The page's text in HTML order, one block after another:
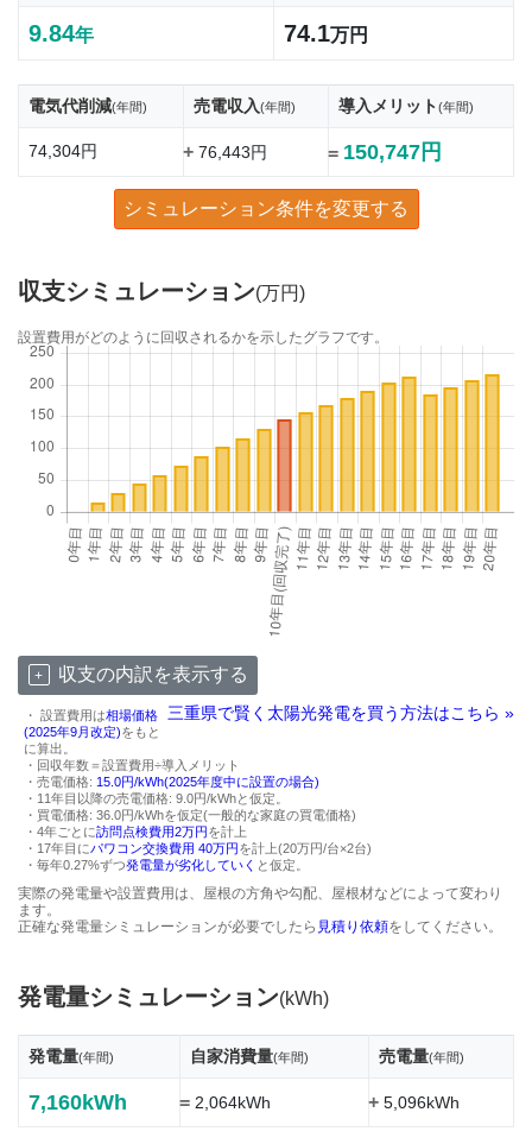
9.84年 74.1万円
電気代削減(年間) 売電収入(年間) 導入メリット(年間)
74,304円 +76,443円 = 150,747円
シミュレーション条件を変更する
収支シミュレーション(万円)
設置費用がどのように回収されるかを示したグラフです。
収支の内訳を表示する
三重県で賢く太陽光発電を買う方法はこちら »
・ 設置費用は相場価格
(2025年9月改定)をもと
に算出。
・回収年数＝設置費用÷導入メリット
・売電価格: 15.0円/kWh(2025年度中に設置の場合)
・11年目以降の売電価格: 9.0円/kWhと仮定。
・買電価格: 36.0円/kWhを仮定(一般的な家庭の買電価格)
・4年ごとに訪問点検費用2万円を計上
・17年目にパワコン交換費用 40万円を計上(20万円/台×2台)
・毎年0.27%ずつ発電量が劣化していく と仮定。
実際の発電量や設置費用は、屋根の方角や勾配、屋根材などによって変わり
ます。
正確な発電量シミュレーションが必要でしたら 見積り依頼をしてください。
発電量シミュレーション(kWh)
発電量(年間) 自家消費量(年間) 売電量(年間)
7,160kWh =2,064kWh +5,096kWh